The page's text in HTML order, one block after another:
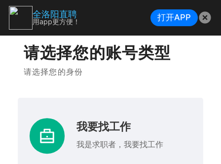
请选择您的账号类型
请选择您的身份
我要找工作
我是求职者，我要找工作
全洛阳直聘
用app更方便！ 打开APP